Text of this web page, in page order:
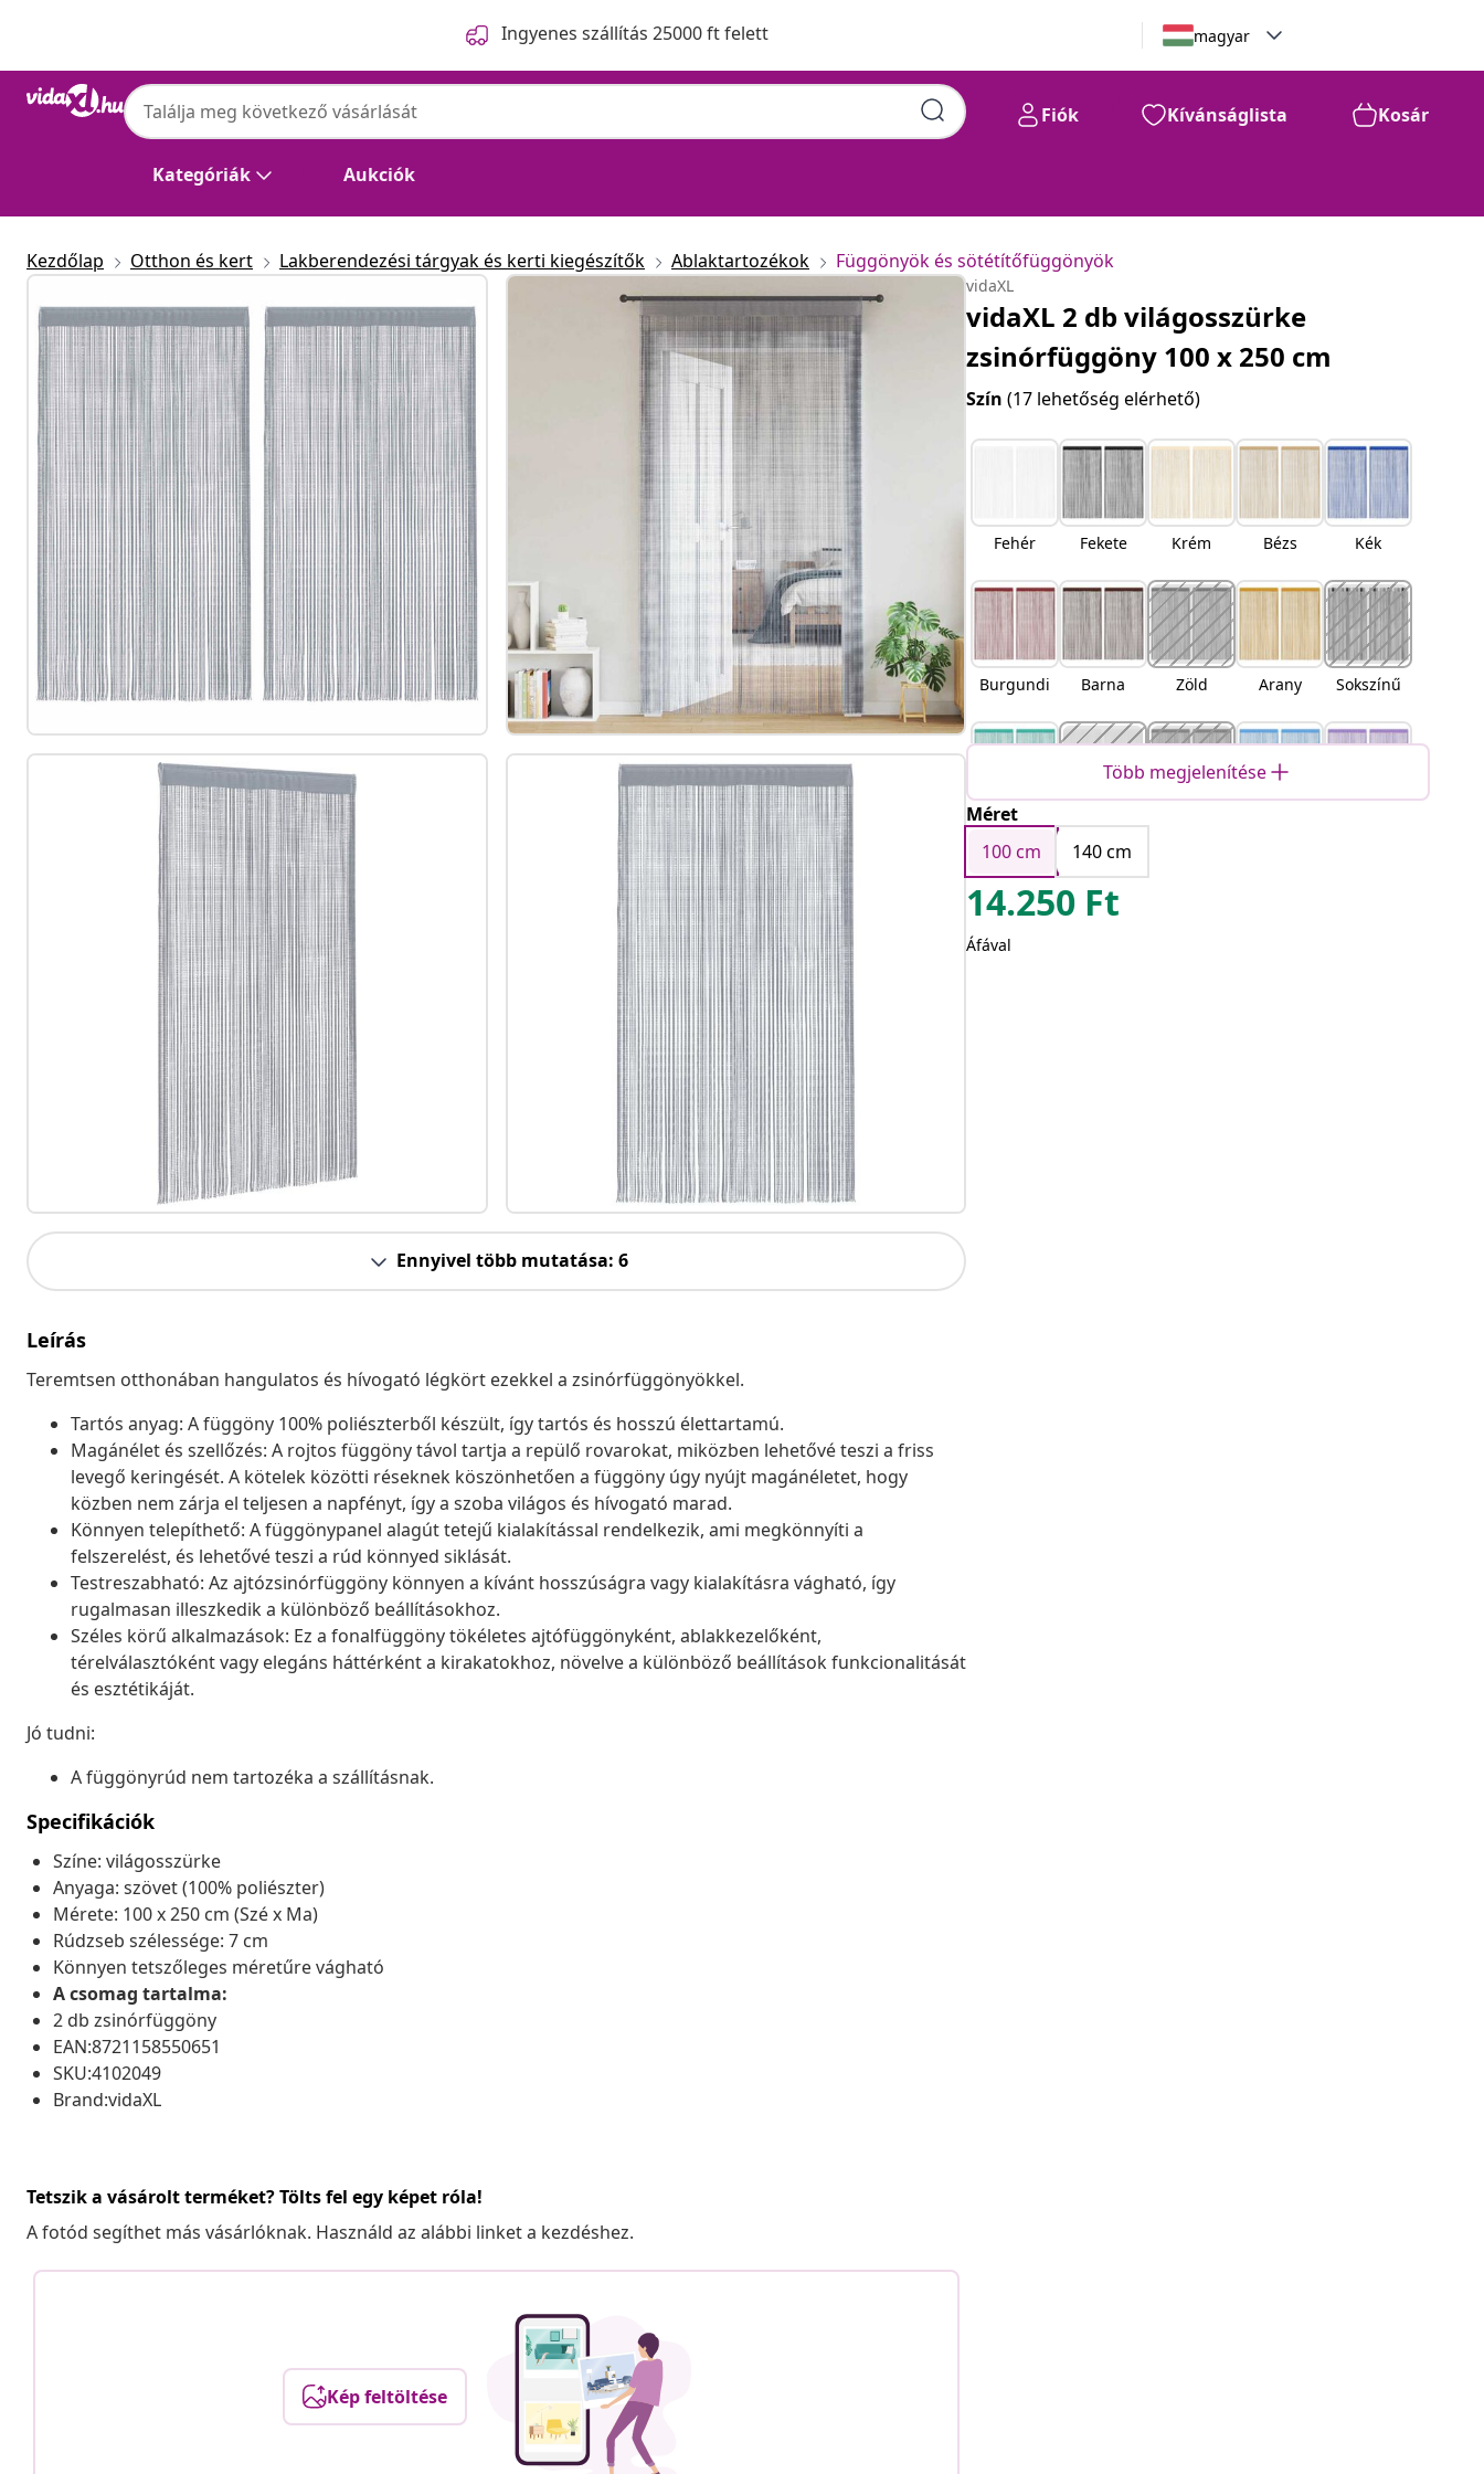
Ingyenes szállítás 25000 ft felett magyar
Kategóriák Aukciók
Fiók Kívánságlista Kosár
Kezdőlap Otthon és kert Lakberendezési tárgyak és kerti kiegészítők Ablaktartozékok Függönyök és sötétítőfüggönyök
Ennyivel több mutatása: 6
Leírás
Teremtsen otthonában hangulatos és hívogató légkört ezekkel a zsinórfüggönyökkel.
Tartós anyag: A függöny 100% poliészterből készült, így tartós és hosszú élettartamú.
Magánélet és szellőzés: A rojtos függöny távol tartja a repülő rovarokat, miközben lehetővé teszi a friss
levegő keringését. A kötelek közötti réseknek köszönhetően a függöny úgy nyújt magánéletet, hogy
közben nem zárja el teljesen a napfényt, így a szoba világos és hívogató marad.
Könnyen telepíthető: A függönypanel alagút tetejű kialakítással rendelkezik, ami megkönnyíti a
felszerelést, és lehetővé teszi a rúd könnyed siklását.
Testreszabható: Az ajtózsinórfüggöny könnyen a kívánt hosszúságra vagy kialakításra vágható, így
rugalmasan illeszkedik a különböző beállításokhoz.
Széles körű alkalmazások: Ez a fonalfüggöny tökéletes ajtófüggönyként, ablakkezelőként,
térelválasztóként vagy elegáns háttérként a kirakatokhoz, növelve a különböző beállítások funkcionalitását
és esztétikáját.
Jó tudni:
A függönyrúd nem tartozéka a szállításnak.
Specifikációk
Színe: világosszürke
Anyaga: szövet (100% poliészter)
Mérete: 100 x 250 cm (Szé x Ma)
Rúdzseb szélessége: 7 cm
Könnyen tetszőleges méretűre vágható
A csomag tartalma:
2 db zsinórfüggöny
EAN:8721158550651
SKU:4102049
Brand:vidaXL
Tetszik a vásárolt terméket? Tölts fel egy képet róla!
A fotód segíthet más vásárlóknak. Használd az alábbi linket a kezdéshez.
Kép feltöltése
vidaXL
vidaXL 2 db világosszürke
zsinórfüggöny 100 x 250 cm
Szín(17 lehetőség elérhető)
Fehér Fekete Krém Bézs Kék
Burgundi Barna Zöld Arany Sokszínű
Türkiz
Rózsaszí
n
Több megjelenítése
Méret
100 cm
140 cm
14.250 Ft
Áfával